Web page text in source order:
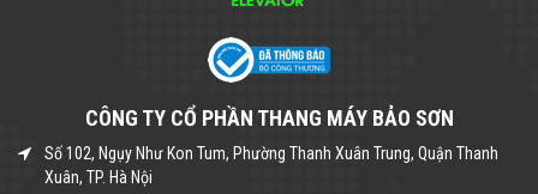
CÔNG TY CỔ PHẦN THANG MÁY BẢO SƠN
Số 102, Ngụy Như Kon Tum, Phường Thanh Xuân Trung, Quận Thanh
Xuân, TP. Hà Nội